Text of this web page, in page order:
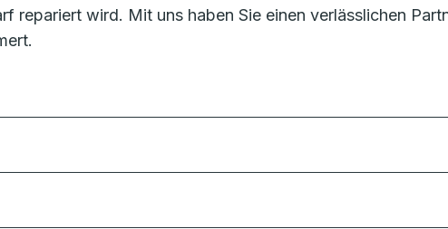
repariert wird. Mit uns haben Sie einen verlässlichen